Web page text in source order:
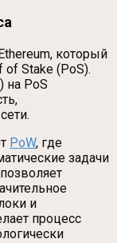
который
of Stake (PoS).
на PoS
PoW, где
задачи
позволяет
и
процесс